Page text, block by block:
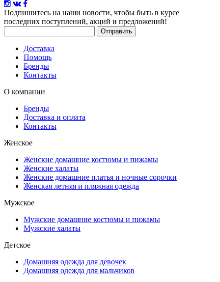
Подпишитесь на наши новости, чтобы быть в курсе
последних поступлений, акций и предложений!
Доставка
Помощь
Бренды
Контакты
О компании
Бренды
Доставка и оплата
Контакты
Женское
Женские домашние костюмы и пижамы
Женские халаты
Женские домашние платья и ночные сорочки
Женская летняя и пляжная одежда
Мужское
Мужские домашние костюмы и пижамы
Мужские халаты
Детское
Домашняя одежда для девочек
Домашняя одежда для мальчиков